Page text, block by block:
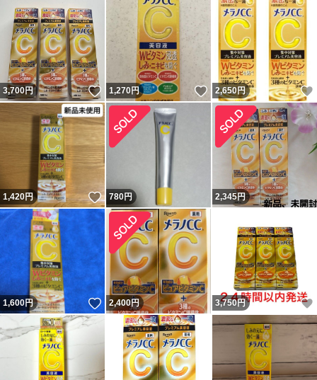
3,700円 いいね！
1,270円 いいね！
2,650円
1,420円 いいね！
780円 2,345円
1,600円 いいね！
2,400円 3,750円